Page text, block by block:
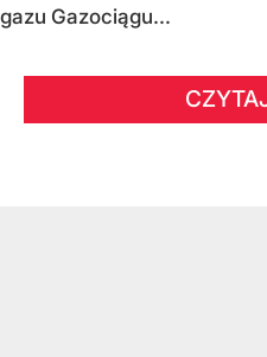
gazu Gazociągu...